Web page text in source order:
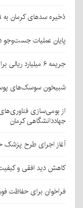
ذخیره سدهای کرمان به ۲۴۹ میلیون مترمکعب رسید
پایان عملیات جست‌وجو در جیرفت؛
جریمه ۶ میلیارد ریالی برای قاچاقچی نارنگی پاکستانی در بافت
شبیخون سوسک‌های
از بومی‌سازی
جهاددانشگاهی کرمان
آغاز اجرای طرح پزشک
کاهش دید افقی و
فراخوان برای حفاظت